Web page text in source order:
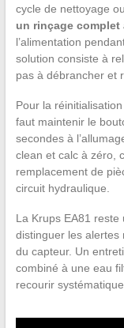
cycle de nettoyage
un rinçage complet
l’alimentation
solution consiste à
pas à débrancher et
Pour la
faut maintenir le
secondes à
clean et calc à zéro,
remplacement de
circuit hydraulique.
La Krups EA81
distinguer les alertes
du capteur. Un
combiné à une eau
recourir